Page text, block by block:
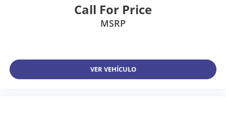
Call For Price
MSRP
VER VEHÍCULO